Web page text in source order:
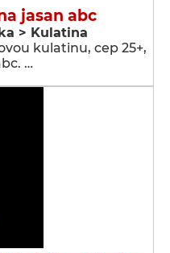
jasan abc
> Kulatina
kulatinu, cep 25+,
…